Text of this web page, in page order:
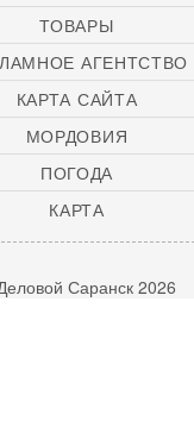
ТОВАРЫ
АГЕНТСТВО
КАРТА САЙТА
МОРДОВИЯ
ПОГОДА
КАРТА
Саранск 2026